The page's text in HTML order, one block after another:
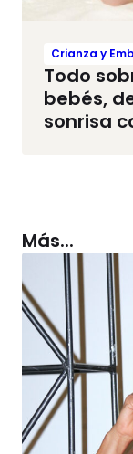
Crianza y
Todo
bebés,
sonrisa
Más...